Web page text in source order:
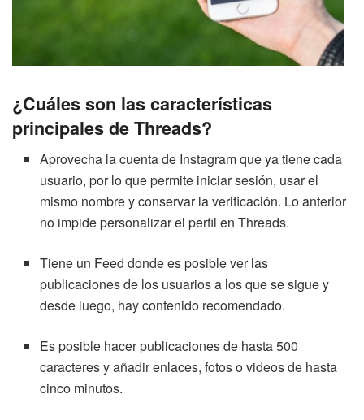
¿Cuáles son las características
principales de Threads?
Aprovecha la cuenta de Instagram que ya tiene cada
usuario, por lo que permite iniciar sesión, usar el
mismo nombre y conservar la verificación. Lo anterior
no impide personalizar el perfil en Threads.
Tiene un Feed donde es posible ver las
publicaciones de los usuarios a los que se sigue y
desde luego, hay contenido recomendado.
Es posible hacer publicaciones de hasta 500
caracteres y añadir enlaces, fotos o videos de hasta
cinco minutos.